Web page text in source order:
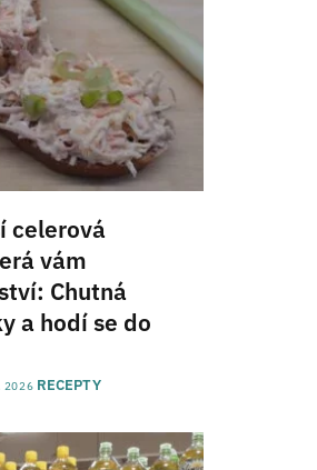
celerová
vám
Chutná
a hodí se do
2026 RECEPTY